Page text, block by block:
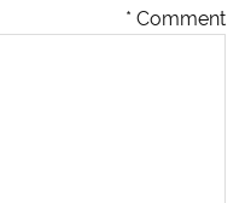
Comment
*